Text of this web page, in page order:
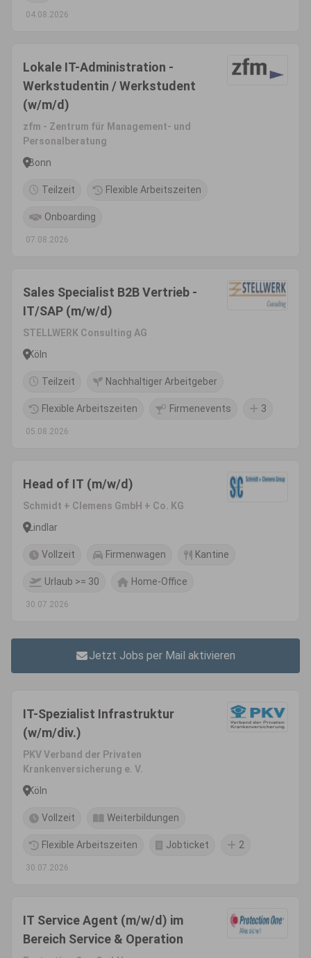
04.08.2026
Lokale IT-Administration -
Werkstudentin / Werkstudent
(w/m/d)
zfm - Zentrum für Management- und
Personalberatung
Bonn
Teilzeit Flexible Arbeitszeiten
Onboarding
07.08.2026
Sales Specialist B2B Vertrieb -
IT/SAP (m/w/d)
STELLWERK Consulting AG
Köln
Teilzeit Nachhaltiger Arbeitgeber
Flexible Arbeitszeiten Firmenevents 3
05.08.2026
Head of IT (m/w/d)
Schmidt + Clemens GmbH + Co. KG
Lindlar
Vollzeit Firmenwagen Kantine
Urlaub >= 30 Home-Office
30.07.2026
Jetzt Jobs per Mail aktivieren
IT-Spezialist Infrastruktur
(w/m/div.)
PKV Verband der Privaten
Krankenversicherung e. V.
Köln
Vollzeit Weiterbildungen
Flexible Arbeitszeiten Jobticket 2
30.07.2026
IT Service Agent (m/w/d) im
Bereich Service & Operation